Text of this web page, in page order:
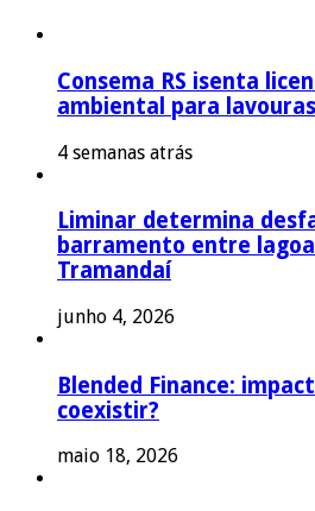
Consema RS isenta
ambiental para
4 semanas atrás
Liminar determina
barramento entre
Tramandaí
junho 4, 2026
Blended Finance:
coexistir?
maio 18, 2026